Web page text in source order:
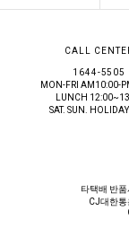
CALL
1644-5505
MON-FRI AM10:00-
LUNCH
SAT. SUN.
타택배 반
CJ대한통